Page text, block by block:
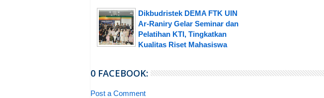
Dikbudristek DEMA FTK UIN
Ar-Raniry Gelar Seminar dan
Pelatihan KTI, Tingkatkan
Kualitas Riset Mahasiswa
0 FACEBOOK:
Post a Comment